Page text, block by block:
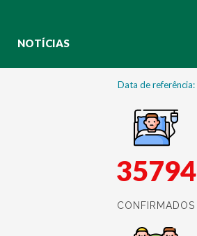
NOTÍCIAS
Data de referência:
35794
CONFIRMADOS